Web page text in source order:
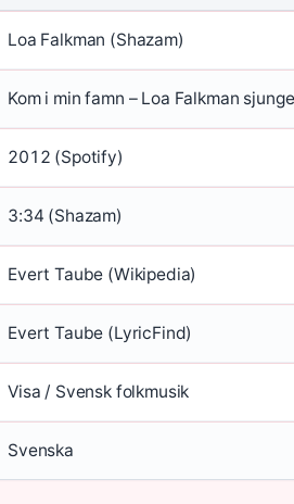
Loa Falkman (Shazam)
Kom i min famn – Loa Falkman
2012 (Spotify)
3:34 (Shazam)
Evert Taube (Wikipedia)
Evert Taube (LyricFind)
Visa / Svensk folkmusik
Svenska